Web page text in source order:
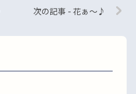
次の記事 - 花ぁ〜♪